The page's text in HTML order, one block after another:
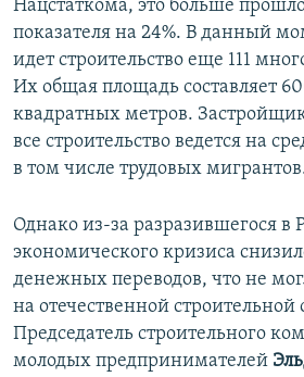
Нацстаткома, это больше
показателя на 24%. В данный
идет строительство еще 111
Их общая площадь составляет
квадратных метров.
все строительство ведется на
в том числе трудовых
Однако из-за разразившегося в
экономического кризиса
денежных переводов, что не
на отечественной строительной
Председатель строительного
молодых предпринимателей